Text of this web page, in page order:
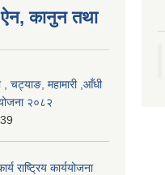
कानुन तथा
चट्याङ, महामारी ,आँधी
२०८२
राष्ट्रिय कार्ययोजना